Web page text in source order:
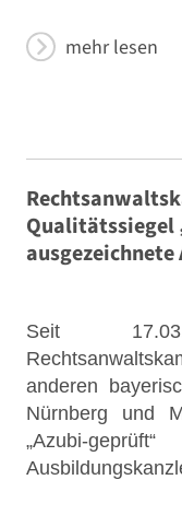
mehr lesen
Qualitätssiegel
Seit
anderen
Nürnberg und
„Azubi-